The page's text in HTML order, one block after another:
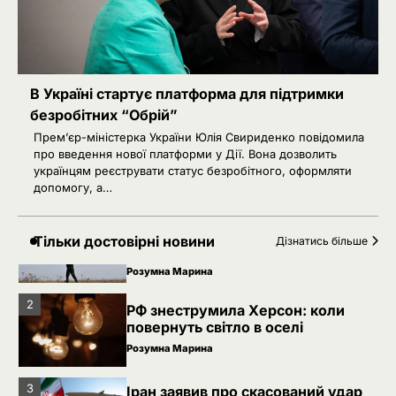
В Україні стартує платформа для підтримки
безробітних “Обрій”
Прем’єр-міністерка України Юлія Свириденко повідомила
про введення нової платформи у Дії. Вона дозволить
українцям реєструвати статус безробітного, оформляти
допомогу, а…
Тільки достовірні новини Дізнатись більше
Іран заявив про скасований удар
по Україні після контактів
Ivanov Ponomarenko
Зеленський звільнив ще сімох
керівників дипломатичних місій
Ivanov Ponomarenko
Затримання українця на кордоні
Польщі: МЗС України вимагає
РФ готує удари по НАТО
українськими дронами
Розумна Марина
2
РФ знеструмила Херсон: коли
повернуть світло в оселі
Розумна Марина
3
Іран заявив про скасований удар